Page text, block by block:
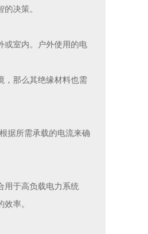
决策。
或室内。户外使用的电
，那么其绝缘材料也需
据所需承载的电流来确
用于高负载电力系统
率。